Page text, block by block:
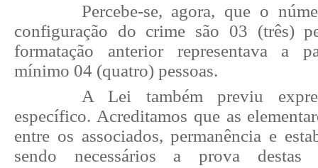
Percebe-se, agora, que o
configuração do crime são 03 (três)
formatação anterior representava a
mínimo 04 (quatro) pessoas.
A Lei também previu
específico. Acreditamos que as
entre os associados, permanência e
sendo necessários a prova destas